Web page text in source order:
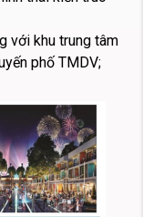
với khu trung tâm
phố TMDV;